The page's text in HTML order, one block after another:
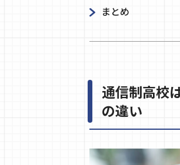
まとめ
通信制高校
の違い